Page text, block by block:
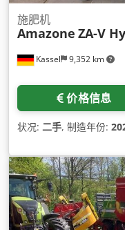
Kassel 9,352 km
施肥机
Amazone ZA-V
价格信息
状况: 二手, 制造年份: